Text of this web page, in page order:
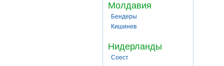
Молдавия
Бендеры
Кишинев
Нидерланды
Соест